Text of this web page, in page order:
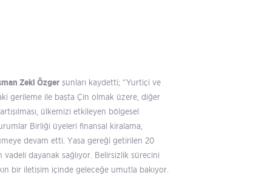
Zeki Özger şunları kaydetti; “Yurtiçi ve
gerileme ile başta Çin olmak üzere, diğer
ülkemizi etkileyen bölgesel
Birliği üyeleri finansal kiralama,
devam etti. Yasa gereği getirilen 20
dayanak sağlıyor. Belirsizlik sürecini
bir iletişim içinde geleceğe umutla bakıyor.